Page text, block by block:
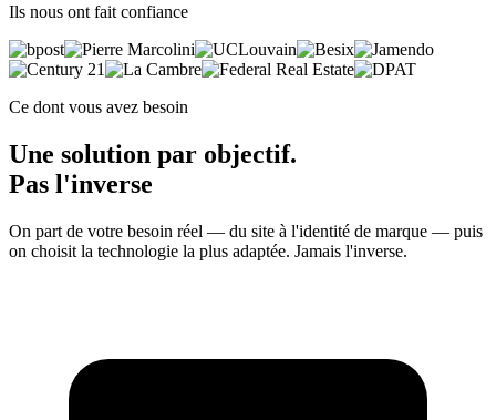
Ils nous ont fait confiance
Ce dont vous avez besoin
Une solution par objectif.
Pas l'inverse
On part de votre besoin réel — du site à l'identité de marque — puis
on choisit la technologie la plus adaptée. Jamais l'inverse.